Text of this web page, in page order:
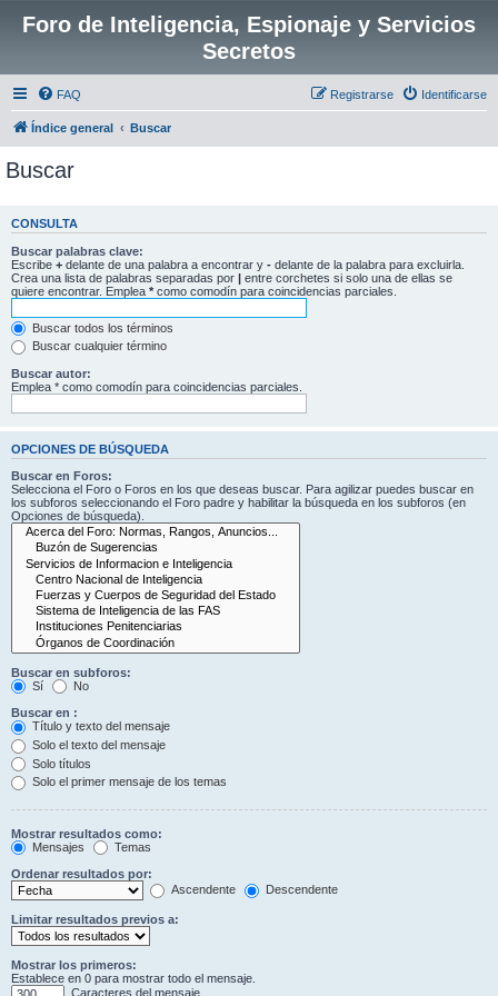
Foro de Inteligencia, Espionaje y Servicios
Secretos
FAQ Identificarse
Registrarse
Índice general Buscar
Buscar
CONSULTA
Buscar palabras clave:
Escribe + delante de una palabra a encontrar y - delante de la palabra para excluirla.
Crea una lista de palabras separadas por | entre corchetes si solo una de ellas se
quiere encontrar. Emplea * como comodín para coincidencias parciales.
Buscar todos los términos
Buscar cualquier término
Buscar autor:
Emplea * como comodín para coincidencias parciales.
OPCIONES DE BÚSQUEDA
Buscar en Foros:
Selecciona el Foro o Foros en los que deseas buscar. Para agilizar puedes buscar en
los subforos seleccionando el Foro padre y habilitar la búsqueda en los subforos (en
Opciones de búsqueda).
Buscar en subforos:
Sí
No
Buscar en :
Título y texto del mensaje
Solo el texto del mensaje
Solo títulos
Solo el primer mensaje de los temas
Mostrar resultados como:
Mensajes
Temas
Ordenar resultados por:
Ascendente
Descendente
Limitar resultados previos a:
Mostrar los primeros:
Establece en 0 para mostrar todo el mensaje.
Caracteres del mensaje